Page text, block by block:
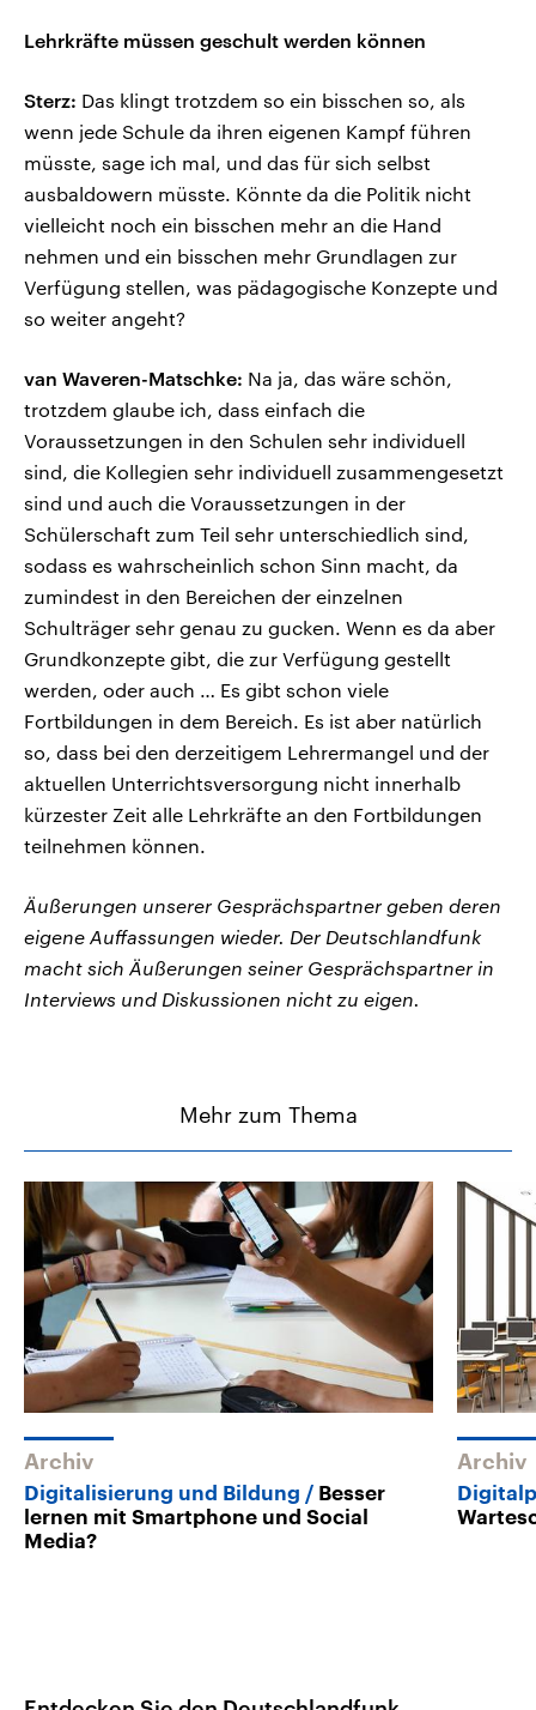
Lehrkräfte müssen geschult werden können
Sterz: Das klingt trotzdem so ein bisschen so, als
wenn jede Schule da ihren eigenen Kampf führen
müsste, sage ich mal, und das für sich selbst
ausbaldowern müsste. Könnte da die Politik nicht
vielleicht noch ein bisschen mehr an die Hand
nehmen und ein bisschen mehr Grundlagen zur
Verfügung stellen, was pädagogische Konzepte und
so weiter angeht?
van Waveren-Matschke: Na ja, das wäre schön,
trotzdem glaube ich, dass einfach die
Voraussetzungen in den Schulen sehr individuell
sind, die Kollegien sehr individuell zusammengesetzt
sind und auch die Voraussetzungen in der
Schülerschaft zum Teil sehr unterschiedlich sind,
sodass es wahrscheinlich schon Sinn macht, da
zumindest in den Bereichen der einzelnen
Schulträger sehr genau zu gucken. Wenn es da aber
Grundkonzepte gibt, die zur Verfügung gestellt
werden, oder auch … Es gibt schon viele
Fortbildungen in dem Bereich. Es ist aber natürlich
so, dass bei den derzeitigem Lehrermangel und der
aktuellen Unterrichtsversorgung nicht innerhalb
kürzester Zeit alle Lehrkräfte an den Fortbildungen
teilnehmen können.
Äußerungen unserer Gesprächspartner geben deren
eigene Auffassungen wieder. Der Deutschlandfunk
macht sich Äußerungen seiner Gesprächspartner in
Interviews und Diskussionen nicht zu eigen.
Mehr zum Thema
Archiv
Digitalisierung und Bildung
Besser
lernen mit Smartphone und Social
Media?
Archiv